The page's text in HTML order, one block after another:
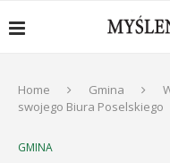
Home Gmina
swojego Biura Poselskiego
GMINA